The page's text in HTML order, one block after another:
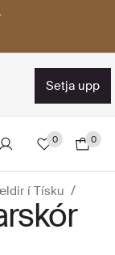
setja upp
0 0
í Tísku